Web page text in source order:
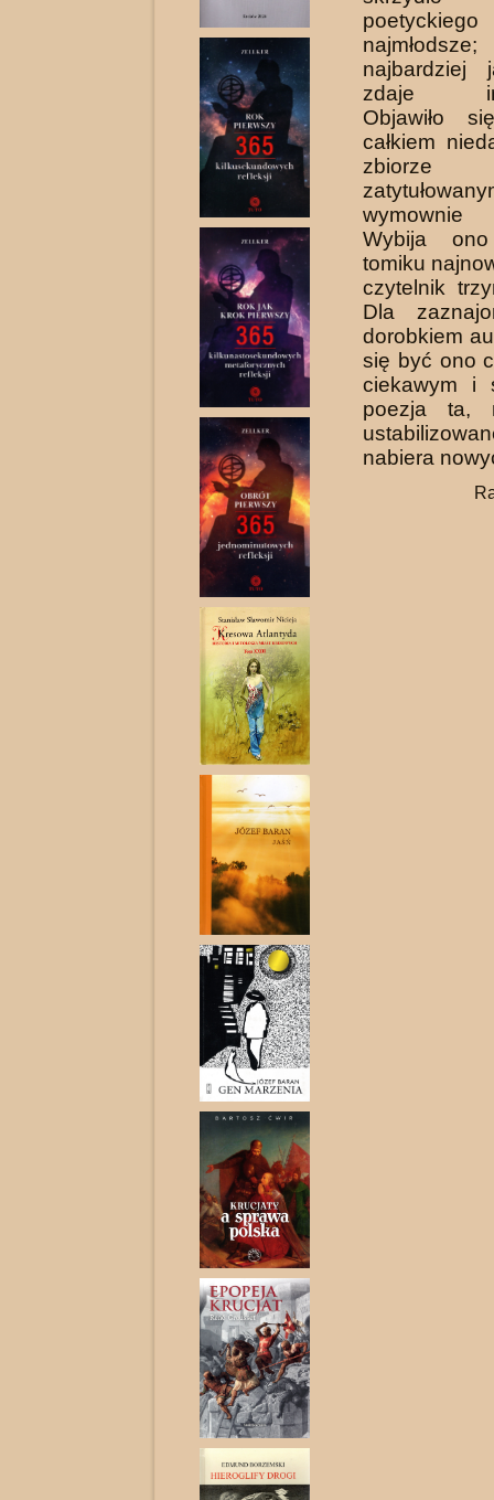
zdaje
Objawiło
całkiem
zbiorze
wymownie
Wybija
tomiku
czytelnik
Dla
dorobkiem
się być ono
ciekawym i
poezja ta,
nabiera